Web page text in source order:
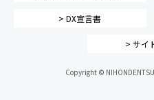
> DX宣言書
> サイ
Copyright ©